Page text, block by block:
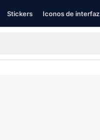
Stickers Iconos de interfaz